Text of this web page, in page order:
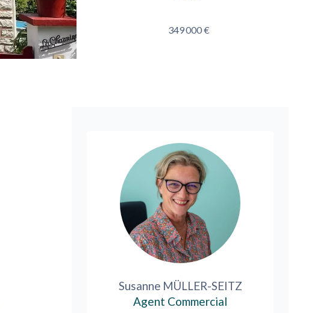
349 000 €
Susanne MÜLLER-SEITZ
Agent Commercial